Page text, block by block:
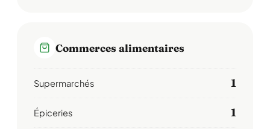
Commerces alimentaires
Supermarchés 1
Épiceries 1